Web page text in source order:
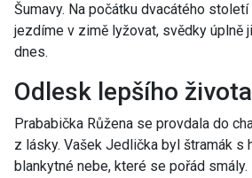
Šumavy. Na počátku dvacátého
jezdíme v zimě lyžovat, svědky úplně
dnes.
Odlesk lepšího života
Prababička Růžena se provdala do
z lásky. Vašek Jedlička byl štramák s
blankytné nebe, které se pořád